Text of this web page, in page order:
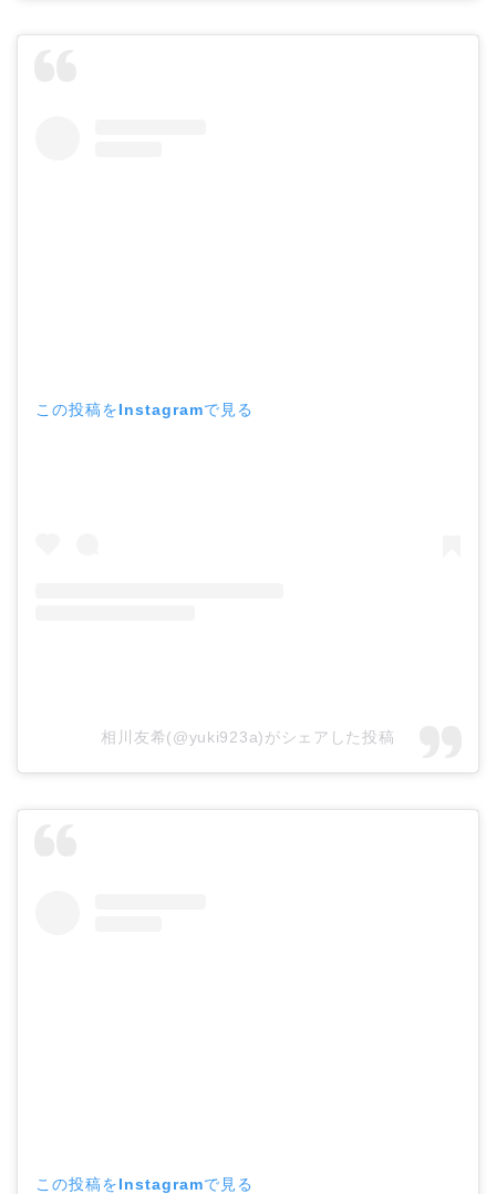
この投稿をInstagramで見る
相川友希(@yuki923a)がシェアした投稿
この投稿をInstagramで見る